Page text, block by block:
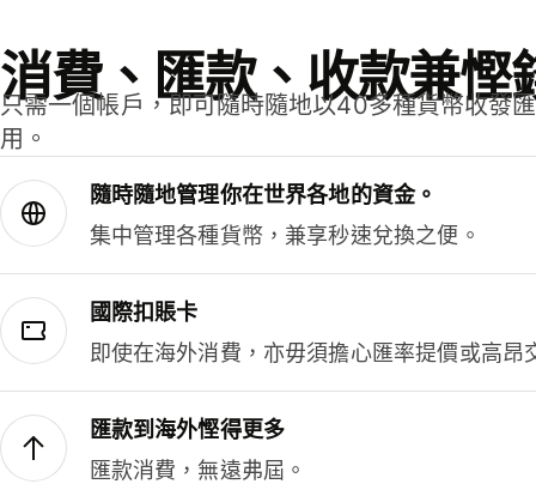
消費、匯款、收款兼慳
只需一個帳戶，即可隨時隨地以40多種貨幣收發
用。
隨時隨地管理你在世界各地的資金。
集中管理各種貨幣，兼享秒速兌換之便。
國際扣賬卡
即使在海外消費，亦毋須擔心匯率提價或高昂
匯款到海外慳得更多
匯款消費，無遠弗屆。